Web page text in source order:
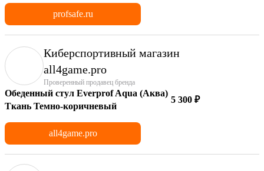
profsafe.ru
Киберспортивный магазин
аll4game.pro
Проверенный продавец бренда
Обеденный стул Everprof Aqua (Аква)
Ткань Темно-коричневый
5 300 ₽
all4game.pro